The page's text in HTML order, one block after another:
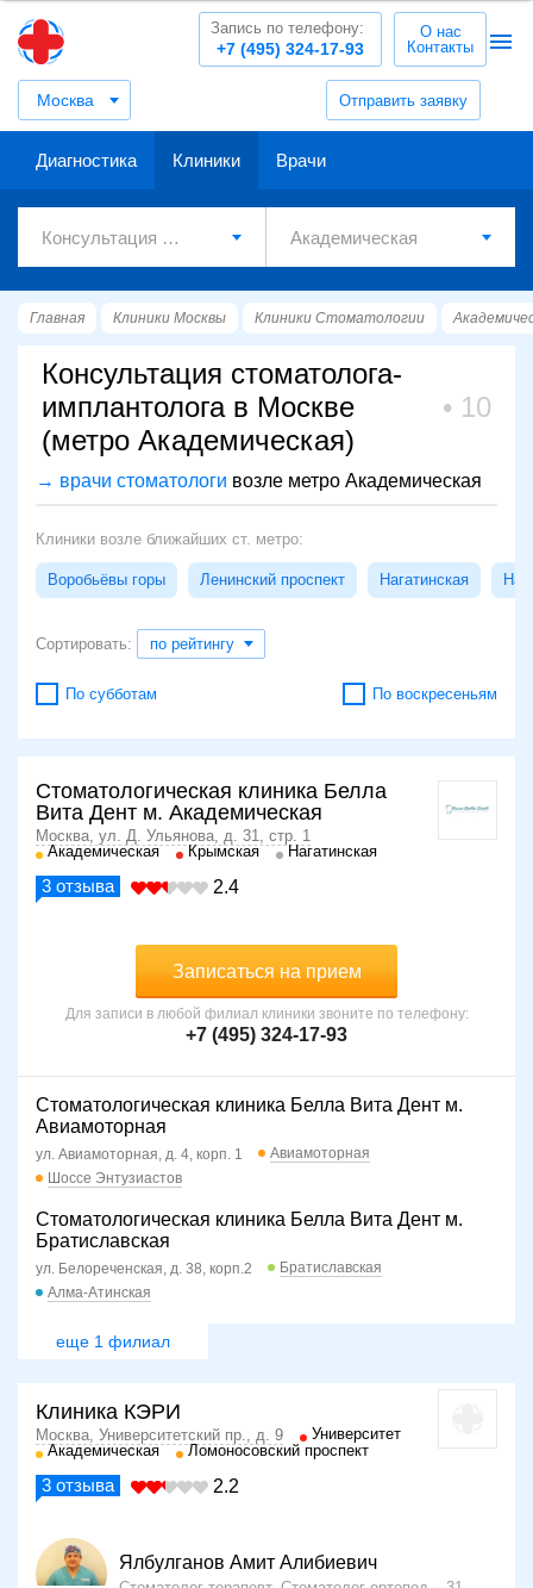
Москва Отправить заявку
+7 (495) 324-17-93
Запись по телефону:
О нас
Контакты
Диагностика Клиники Врачи
Главная Клиники Москвы Клиники Стоматологии
Консультация стоматолога-
имплантолога в Москве
(метро Академическая)
10
→ врачи стоматологи возле метро Академическая
Клиники возле ближайших ст. метро:
Воробьёвы горы Ленинский проспект Нагатинская
Сортировать: по рейтингу
По субботам По воскресеньям
Стоматологическая клиника Белла
Вита Дент м. Академическая
Москва, ул. Д. Ульянова, д. 31, стр. 1
Академическая
Крымская Нагатинская
3 отзыва 2.4
Записаться на прием
Для записи в любой филиал клиники звоните по телефону:
+7 (495) 324-17-93
Стоматологическая клиника Белла Вита Дент м.
Авиамоторная
ул. Авиамоторная, д. 4, корп. 1
Авиамоторная
Шоссе Энтузиастов
Стоматологическая клиника Белла Вита Дент м.
Братиславская
ул. Белореченская, д. 38, корп.2
Братиславская
Алма-Атинская
еще 1 филиал
Клиника КЭРИ
Москва, Университетский пр., д. 9
Университет
Академическая
Ломоносовский проспект
3 отзыва 2.2
Ялбулганов Амит Алибиевич